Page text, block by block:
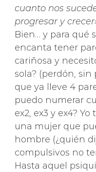
cuanto nos
progresar y
Bien… y para qué
encanta tener
cariñosa y
sola? (perdón, sin
que ya lleve 4
puedo numerar
ex2, ex3 y ex4?
una mujer que
hombre (¿quién
compulsivos no
Hasta aquel